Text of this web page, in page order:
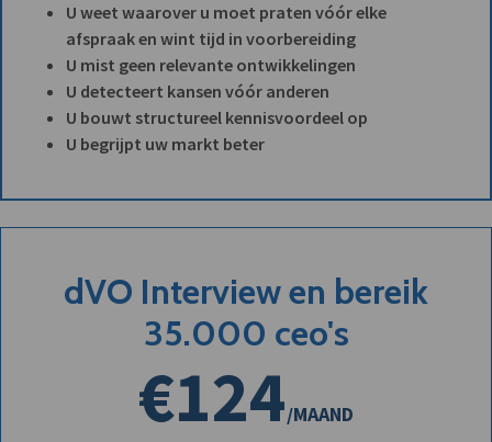
U weet waarover u moet praten vóór elke
afspraak en wint tijd in voorbereiding
U mist geen relevante ontwikkelingen
U detecteert kansen vóór anderen
U bouwt structureel kennisvoordeel op
U begrijpt uw markt beter
dVO Interview en bereik
35.000 ceo's
€124/MAAND